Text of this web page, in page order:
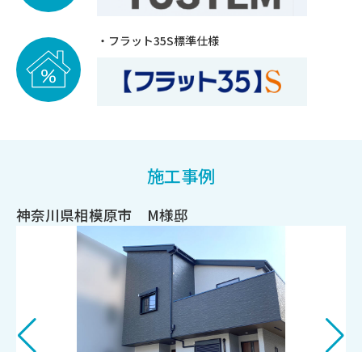
フラット35S標準仕様
施工事例
神奈川県相模原市 M様邸